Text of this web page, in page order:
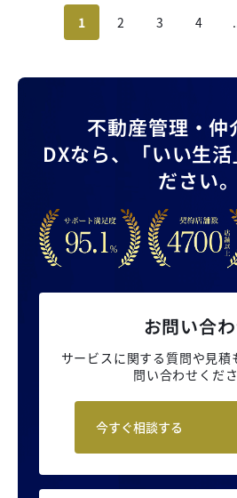
1 2 3 4
不動産管理・仲
DXなら、
「いい生
ださい。
お問い合
サービスに関する質問や見積
問い合わせくださ
今すぐ相談する